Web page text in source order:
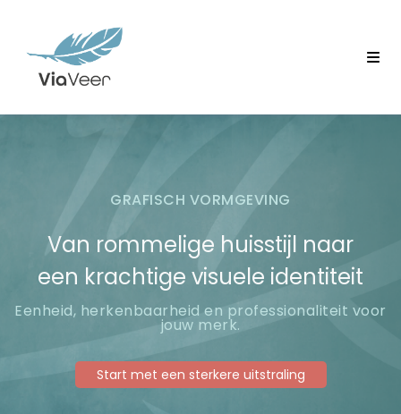
GRAFISCH VORMGEVING
Van rommelige huisstijl naar
een krachtige visuele identiteit
Eenheid, herkenbaarheid en professionaliteit voor
jouw merk.
Start met een sterkere uitstraling